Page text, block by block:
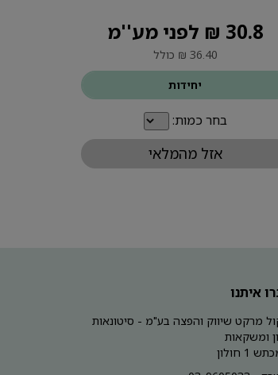
30.8 ₪ לפני מע''מ
36.40 ₪ כולל
יחידות
בחר כמות:
אזל מהמלאי
איתנו
מרקט שיווק והפצה בע"מ - סיטונאות
ומשקאות
1 חולון